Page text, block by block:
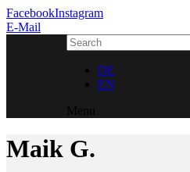
FacebookInstagram
E-Mail
DE
EN
Menu
Maik G.